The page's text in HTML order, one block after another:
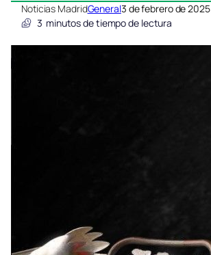
Noticias MadridGeneral3 de febrero de 2025
3 minutos de tiempo de lectura